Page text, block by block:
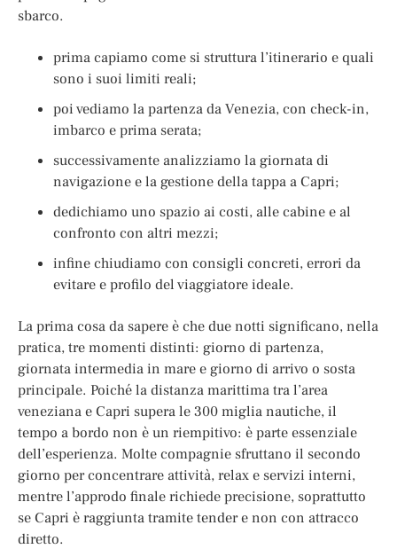
sbarco.
prima capiamo come si struttura l’itinerario e quali
sono i suoi limiti reali;
poi vediamo la partenza da Venezia, con check-in,
imbarco e prima serata;
successivamente analizziamo la giornata di
navigazione e la gestione della tappa a Capri;
dedichiamo uno spazio ai costi, alle cabine e al
confronto con altri mezzi;
infine chiudiamo con consigli concreti, errori da
evitare e profilo del viaggiatore ideale.
La prima cosa da sapere è che due notti significano, nella
pratica, tre momenti distinti: giorno di partenza,
giornata intermedia in mare e giorno di arrivo o sosta
principale. Poiché la distanza marittima tra l’area
veneziana e Capri supera le 300 miglia nautiche, il
tempo a bordo non è un riempitivo: è parte essenziale
dell’esperienza. Molte compagnie sfruttano il secondo
giorno per concentrare attività, relax e servizi interni,
mentre l’approdo finale richiede precisione, soprattutto
se Capri è raggiunta tramite tender e non con attracco
diretto.